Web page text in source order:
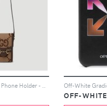
Jumbo Gg Mini Phone Holder - Mann Tech One Size
OFF-WHITE